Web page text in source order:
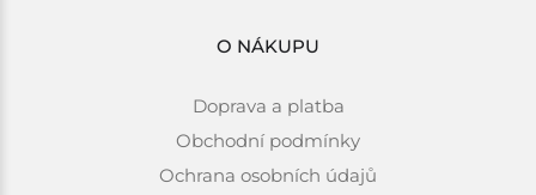
O NÁKUPU
Doprava a platba
Obchodní podmínky
Ochrana osobních údajů